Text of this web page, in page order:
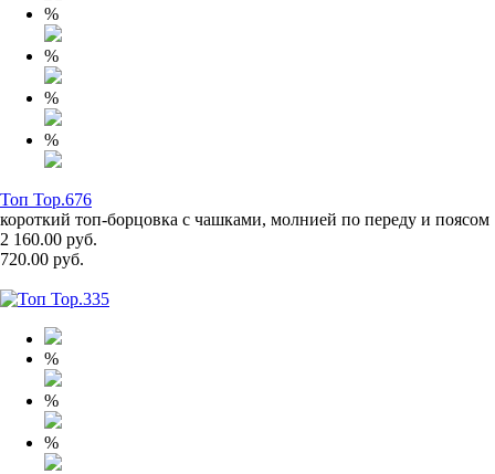
%
%
%
%
Топ Top.676
короткий топ-борцовка с чашками, молнией по переду и поясом
2 160.00 руб.
720.00 руб.
%
%
%